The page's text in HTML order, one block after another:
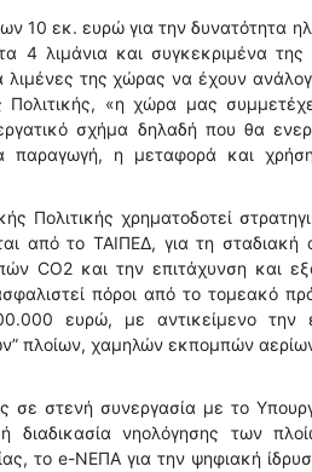
10 εκ. ευρώ για την δυνατότητα
4 λιμάνια και συγκεκριμένα
της χώρας να έχουν
«η χώρα μας
σχήμα δηλαδή που θα
παραγωγή, η μεταφορά και
Πολιτικής χρηματοδοτεί
από το ΤΑΙΠΕΔ, για τη σταδιακή
CO2 και την επιτάχυνση και
πόροι από το τομεακό
ευρώ, με αντικείμενο την
πλοίων, χαμηλών εκπομπών
στενή συνεργασία με το
διαδικασία νηολόγησης των
το e-NEΠA για την ψηφιακή